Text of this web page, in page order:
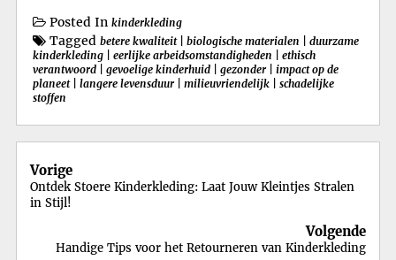
Posted In kinderkleding
Tagged betere kwaliteit| biologische materialen
duurzame
kinderkleding
eerlijke arbeidsomstandigheden
ethisch
verantwoord
gevoelige kinderhuid gezonder
impact op de
planeet| langere levensduur milieuvriendelijk
schadelijke
stoffen
Berichtnavigatie
Vorige
Ontdek Stoere Kinderkleding: Laat Jouw Kleintjes Stralen
in Stijl!
Volgende
Handige Tips voor het Retourneren van Kinderkleding